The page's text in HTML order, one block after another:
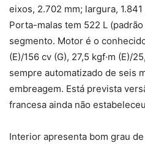
eixos, 2.702 mm; largura,
Porta-malas tem 522 L
segmento. Motor é o
(E)/156 cv (G), 27,5 kgf·m (E)/
sempre automatizado de seis
embreagem. Está prevista
francesa ainda não
Interior apresenta bom grau